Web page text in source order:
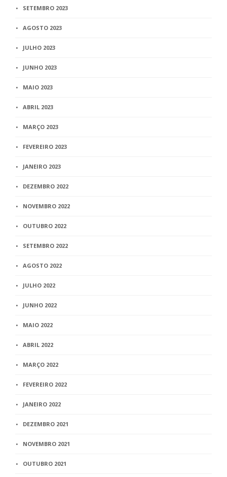
SETEMBRO 2023
AGOSTO 2023
JULHO 2023
JUNHO 2023
MAIO 2023
ABRIL 2023
MARÇO 2023
FEVEREIRO 2023
JANEIRO 2023
DEZEMBRO 2022
NOVEMBRO 2022
OUTUBRO 2022
SETEMBRO 2022
AGOSTO 2022
JULHO 2022
JUNHO 2022
MAIO 2022
ABRIL 2022
MARÇO 2022
FEVEREIRO 2022
JANEIRO 2022
DEZEMBRO 2021
NOVEMBRO 2021
OUTUBRO 2021